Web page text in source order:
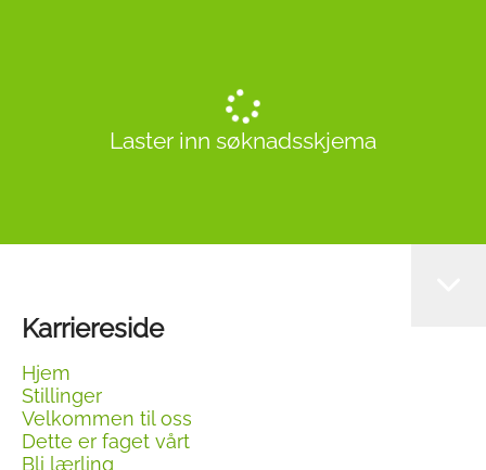
Laster inn søknadsskjema
Karriereside
Hjem
Stillinger
Velkommen til oss
Dette er faget vårt
Bli lærling